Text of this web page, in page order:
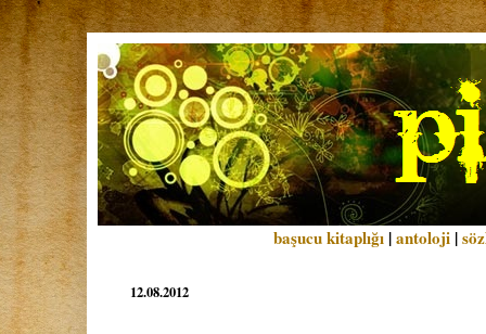
başucu kitaplığı |antoloji |
12.08.2012